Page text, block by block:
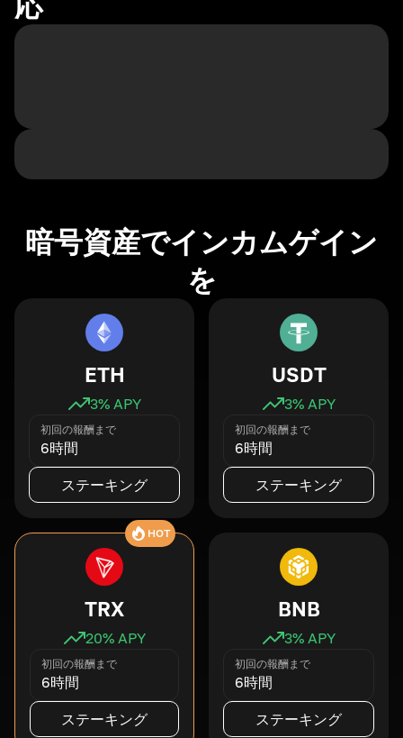
暗号資産でインカムゲイン
を
ETH
3% APY
初回の報酬まで
6時間
ステーキング
USDT
3% APY
初回の報酬まで
6時間
ステーキング
HOT
TRX
20% APY
初回の報酬まで
6時間
ステーキング
BNB
3% APY
初回の報酬まで
6時間
ステーキング